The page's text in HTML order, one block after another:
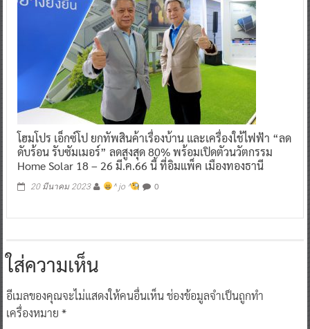
โฮมโปร เอ็กซ์โป ยกทัพสินค้าเรื่องบ้าน และเครื่องใช้ไฟฟ้า “ลด
ดับร้อน รับซัมเมอร์” ลดสูงสุด 80% พร้อมเปิดตัวนวัตกรรม
Home Solar 18 – 26 มี.ค.66 นี้ ที่อิมแพ็ค เมืองทองธานี
20 มีนาคม 2023 ^ jo ^ 0
ใส่ความเห็น
อีเมลของคุณจะไม่แสดงให้คนอื่นเห็นช่องข้อมูลจำเป็นถูกทำ
เครื่องหมาย *